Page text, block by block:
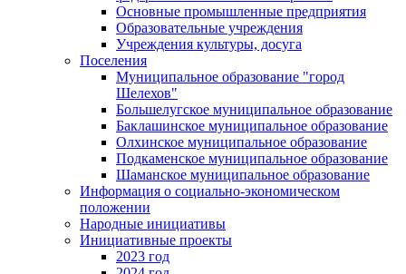
Основные промышленные предприятия
Образовательные учреждения
Учреждения культуры, досуга
Поселения
Муниципальное образование "город
Шелехов"
Большелугское муниципальное образование
Баклашинское муниципальное образование
Олхинское муниципальное образование
Подкаменское муниципальное образование
Шаманское муниципальное образование
Информация о социально-экономическом
положении
Народные инициативы
Инициативные проекты
2023 год